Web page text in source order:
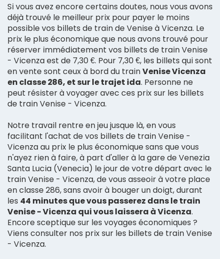
Si vous avez encore certains doutes, nous vous avons
déjà trouvé le meilleur prix pour payer le moins
possible vos billets de train de Venise à Vicenza. Le
prix le plus économique que nous avons trouvé pour
réserver immédiatement vos billets de train Venise
- Vicenza est de 7,30 €. Pour 7,30 €, les billets qui sont
en vente sont ceux à bord du trainVenise Vicenza
en classe 286, et sur le trajet ida. Personne ne
peut résister à voyager avec ces prix sur les billets
de train Venise - Vicenza.
Notre travail rentre en jeu jusque là, en vous
facilitant l'achat de vos billets de train Venise -
Vicenza au prix le plus économique sans que vous
n'ayez rien à faire, à part d'aller à la gare de Venezia
Santa Lucia (Venecia) le jour de votre départ avec le
train Venise - Vicenza, de vous asseoir à votre place
en classe 286, sans avoir à bouger un doigt, durant
les 44 minutes que vous passerez dans le train
Venise - Vicenza qui vous laissera à Vicenza.
Encore sceptique sur les voyages économiques ?
Viens consulter nos prix sur les billets de train Venise
- Vicenza.